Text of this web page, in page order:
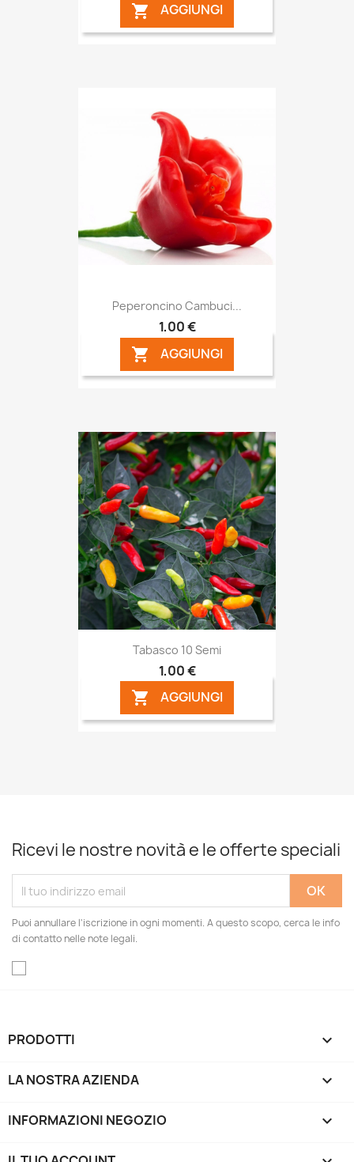
 AGGIUNGI
Peperoncino Cambuci...
1,00 €
 AGGIUNGI
Tabasco 10 Semi
1,00 €
 AGGIUNGI
Ricevi le nostre novità e le offerte speciali
Puoi annullare l'iscrizione in ogni momenti. A questo scopo, cerca le info
di contatto nelle note legali.
PRODOTTI 
LA NOSTRA AZIENDA 
INFORMAZIONI NEGOZIO keyboard_arrow_down